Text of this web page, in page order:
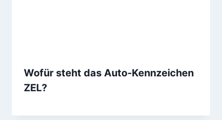
Wofür steht das Auto-Kennzeichen
ZEL?